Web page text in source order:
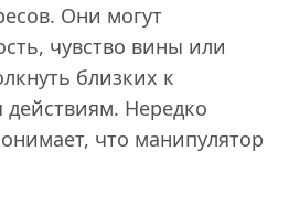
Они могут
чувство вины или
близких к
Нередко
что манипулятор